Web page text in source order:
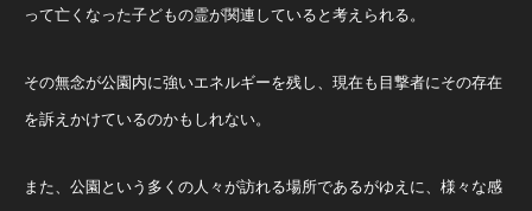
って亡くなった子どもの霊が関連していると考えられる。
その無念が公園内に強いエネルギーを残し、現在も目撃者にその存在
を訴えかけているのかもしれない。
また、公園という多くの人々が訪れる場所であるがゆえに、様々な感